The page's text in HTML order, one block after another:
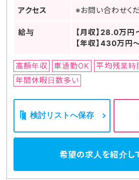
アクセス ※お問い合わせく
給与
【月収】28.0万円
【年収】430万円
高額年収 車通勤OK
平均残業時
年間休暇日数多い
検討リストへ保存
希望の求人を紹介し